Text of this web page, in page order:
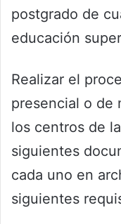
postgrado de
educación
Realizar el
presencial o de
los centros de
siguientes
cada uno en
siguientes